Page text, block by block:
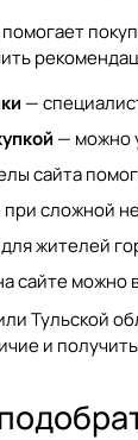
—
— можно
сайта
сложной
жителей
сайте можно
Тульской
и